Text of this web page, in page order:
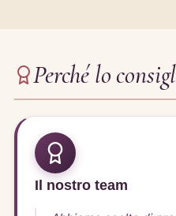
Perché lo
Il nostro team